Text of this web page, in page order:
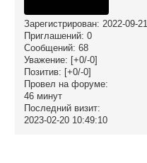
Зарегистрирован: 2022-09-21
Приглашений: 0
Сообщений: 68
Уважение: [+0/-0]
Позитив: [+0/-0]
Провел на форуме:
46 минут
Последний визит:
2023-02-20 10:49:10